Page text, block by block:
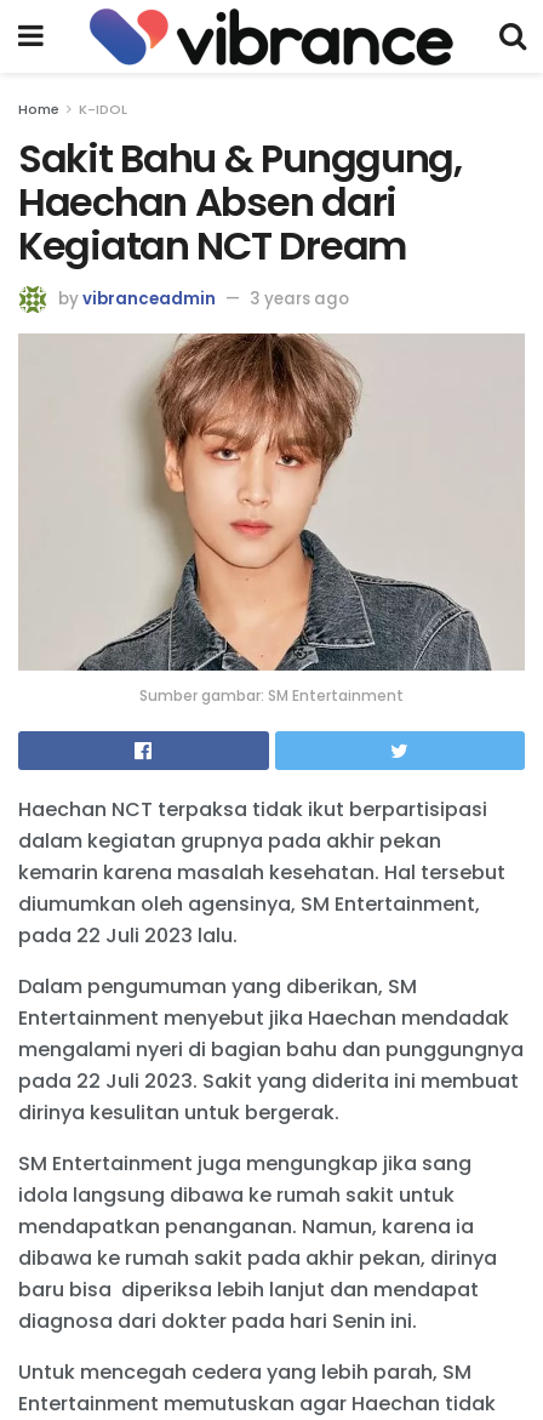
Home K-IDOL
Sakit Bahu & Punggung,
Haechan Absen dari
Kegiatan NCT Dream
byvibranceadmin 3 years ago
Sumber gambar: SM Entertainment
Haechan NCT terpaksa tidak ikut berpartisipasi
dalam kegiatan grupnya pada akhir pekan
kemarin karena masalah kesehatan. Hal tersebut
diumumkan oleh agensinya, SM Entertainment,
pada 22 Juli 2023 lalu.
Dalam pengumuman yang diberikan, SM
Entertainment menyebut jika Haechan mendadak
mengalami nyeri di bagian bahu dan punggungnya
pada 22 Juli 2023. Sakit yang diderita ini membuat
dirinya kesulitan untuk bergerak.
SM Entertainment juga mengungkap jika sang
idola langsung dibawa ke rumah sakit untuk
mendapatkan penanganan. Namun, karena ia
dibawa ke rumah sakit pada akhir pekan, dirinya
baru bisa diperiksa lebih lanjut dan mendapat
diagnosa dari dokter pada hari Senin ini.
Untuk mencegah cedera yang lebih parah, SM
Entertainment memutuskan agar Haechan tidak